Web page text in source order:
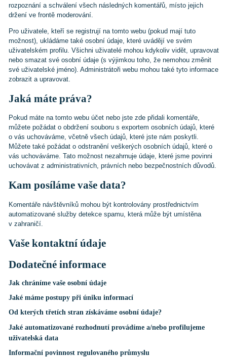
rozpoznání a schválení všech následných komentářů, místo jejich
držení ve frontě moderování.
Pro uživatele, kteří se registrují na tomto webu (pokud mají tuto
možnost), ukládáme také osobní údaje, které uvádějí ve svém
uživatelském profilu. Všichni uživatelé mohou kdykoliv vidět, upravovat
nebo smazat své osobní údaje (s výjimkou toho, že nemohou změnit
své uživatelské jméno). Administrátoři webu mohou také tyto informace
zobrazit a upravovat.
Jaká máte práva?
Pokud máte na tomto webu účet nebo jste zde přidali komentáře,
můžete požádat o obdržení souboru s exportem osobních údajů, které
o vás uchováváme, včetně všech údajů, které jste nám poskytli.
Můžete také požádat o odstranění veškerých osobních údajů, které o
vás uchováváme. Tato možnost nezahrnuje údaje, které jsme povinni
uchovávat z administrativních, právních nebo bezpečnostních důvodů.
Kam posíláme vaše data?
Komentáře návštěvníků mohou být kontrolovány prostřednictvím
automatizované služby detekce spamu, která může být umístěna
v zahraničí.
Vaše kontaktní údaje
Dodatečné informace
Jak chráníme vaše osobní údaje
Jaké máme postupy při úniku informací
Od kterých třetích stran získáváme osobní údaje?
Jaké automatizované rozhodnutí provádíme a/nebo profilujeme
uživatelská data
Informační povinnost regulovaného průmyslu